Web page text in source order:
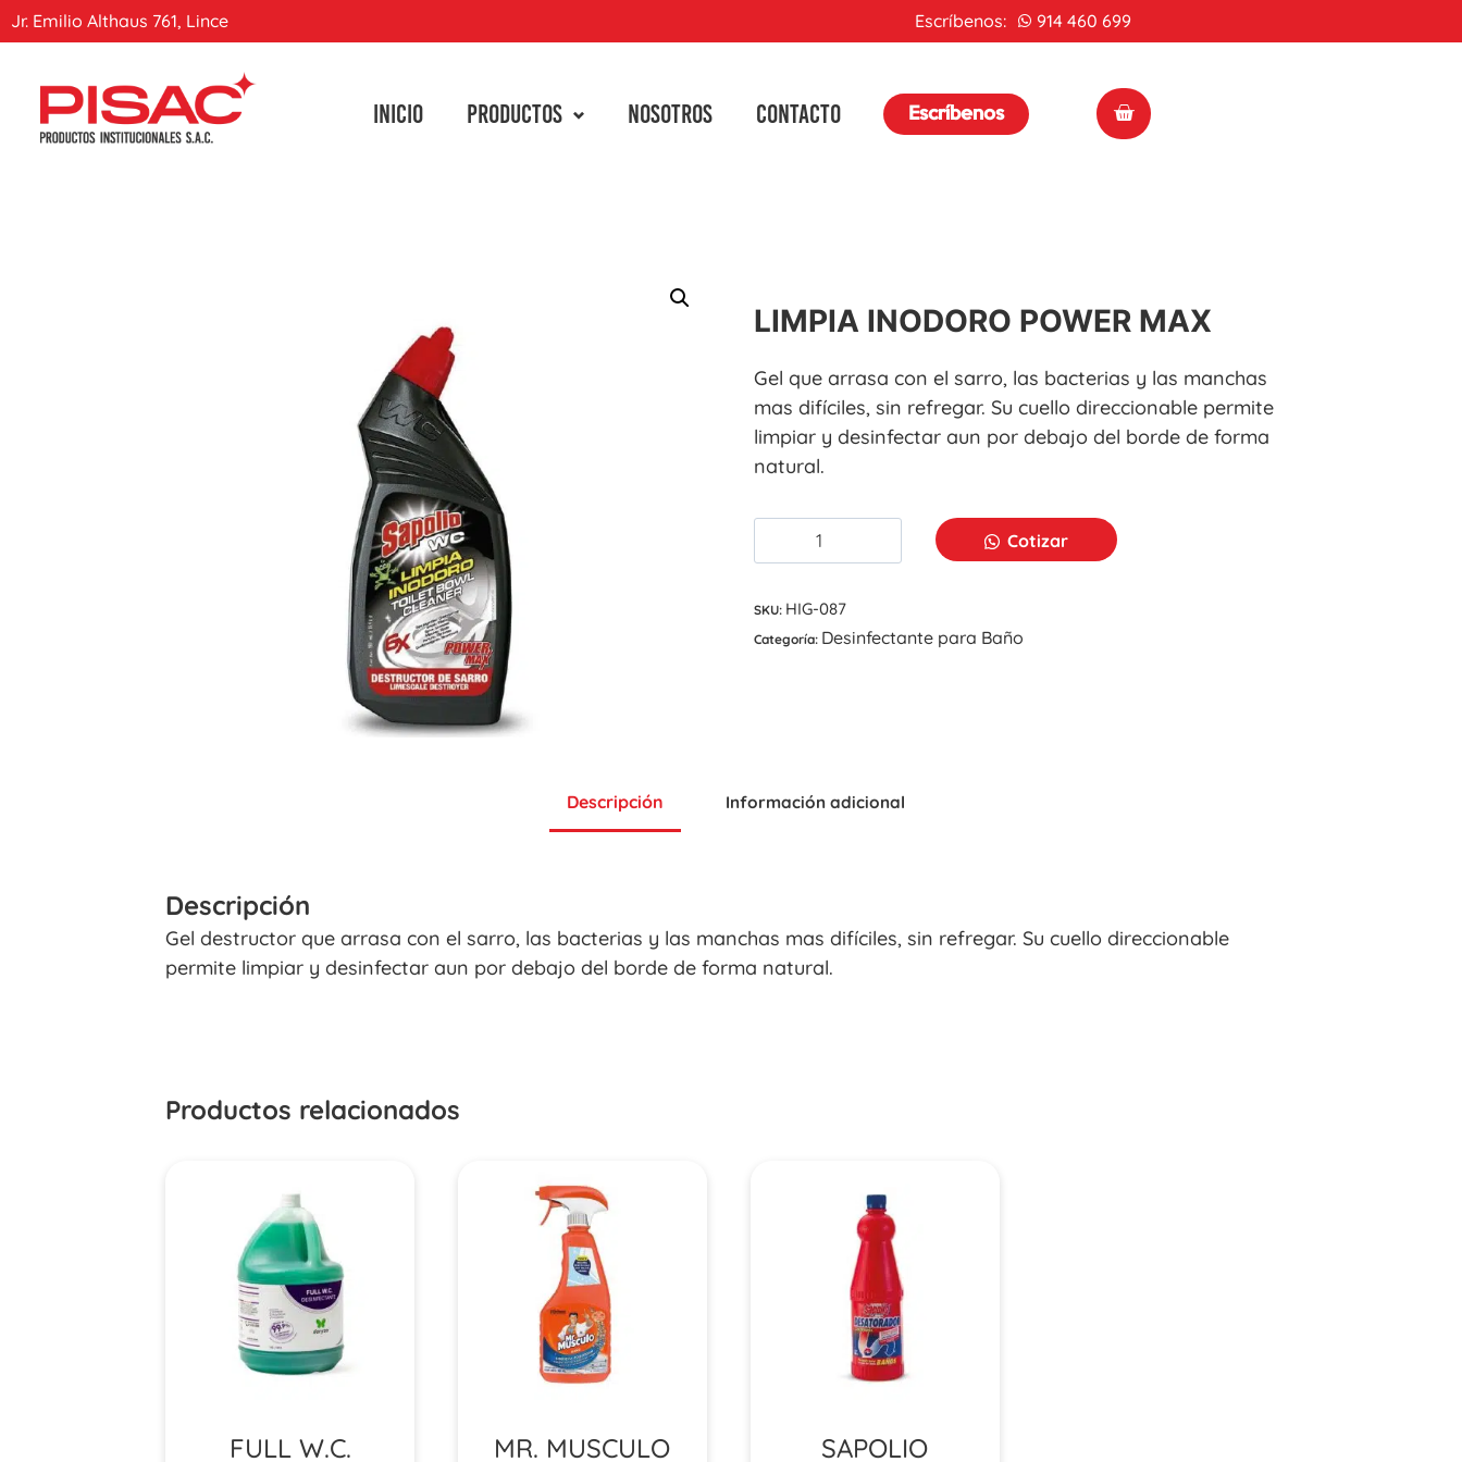
Jr. Emilio Althaus 761, Lince Escríbenos: 914 460 699
INICIO PRODUCTOS NOSOTROS CONTACTO Escríbenos
LIMPIA INODORO POWER MAX
Gel que arrasa con el sarro, las bacterias y las manchas
mas difíciles, sin refregar. Su cuello direccionable permite
limpiar y desinfectar aun por debajo del borde de forma
natural.
Cotizar
SKU: HIG-087
Categoría: Desinfectante para Baño
Descripción Información adicional
Descripción
Gel destructor que arrasa con el sarro, las bacterias y las manchas mas difíciles, sin refregar. Su cuello direccionable
permite limpiar y desinfectar aun por debajo del borde de forma natural.
Productos relacionados
FULL W.C. MR. MUSCULO SAPOLIO